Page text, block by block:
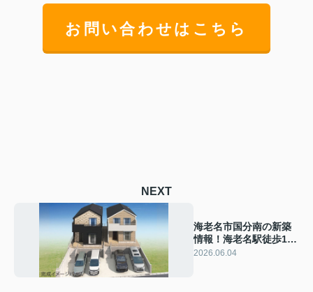
お問い合わせはこちら
NEXT
海老名市国分南の新築
情報！海老名駅徒歩14
分仲介手数料無料駐車
2026.06.04